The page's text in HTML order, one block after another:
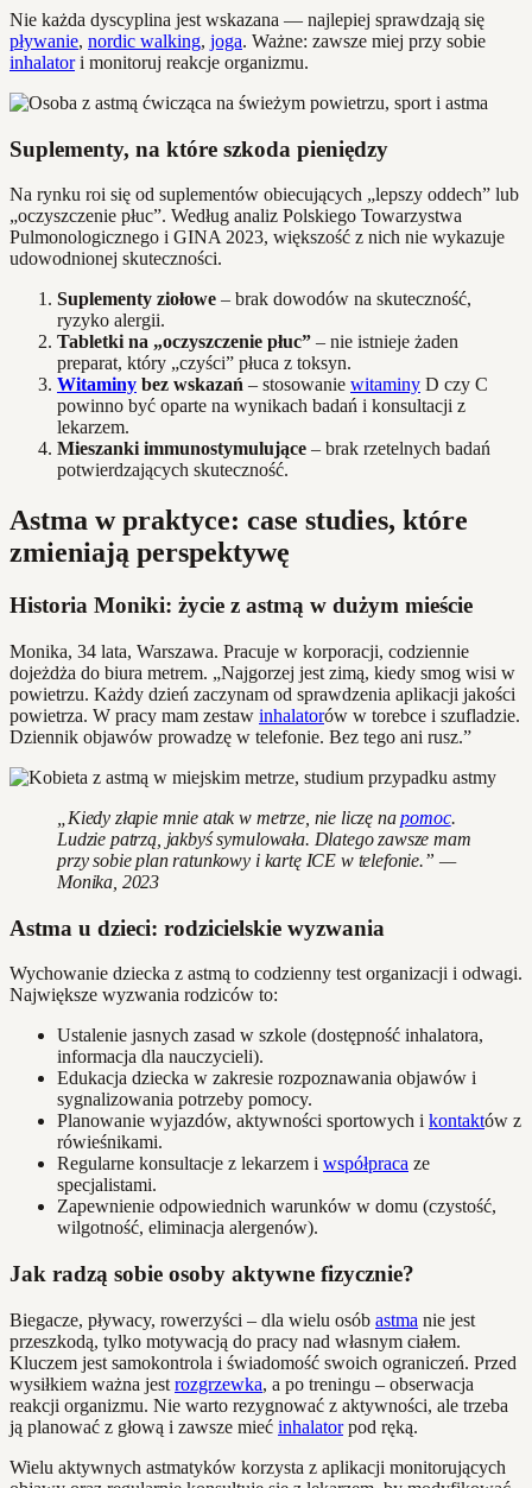
Nie każda dyscyplina jest wskazana — najlepiej sprawdzają się
pływanie, nordic walking, joga. Ważne: zawsze miej przy sobie
inhalatori monitoruj reakcje organizmu.
Suplementy, na które szkoda pieniędzy
Na rynku roi się od suplementów obiecujących „lepszy oddech” lub
„oczyszczenie płuc”. Według analiz Polskiego Towarzystwa
Pulmonologicznego i GINA 2023, większość z nich nie wykazuje
udowodnionej skuteczności.
Suplementy ziołowe – brak dowodów na skuteczność,
ryzyko alergii.
Tabletki na „oczyszczenie płuc” – nie istnieje żaden
preparat, który „czyści” płuca z toksyn.
Witaminy bez wskazań – stosowanie witaminy D czy C
powinno być oparte na wynikach badań i konsultacji z
lekarzem.
Mieszanki immunostymulujące – brak rzetelnych badań
potwierdzających skuteczność.
Astma w praktyce: case studies, które
zmieniają perspektywę
Historia Moniki: życie z astmą w dużym mieście
Monika, 34 lata, Warszawa. Pracuje w korporacji, codziennie
dojeżdża do biura metrem. „Najgorzej jest zimą, kiedy smog wisi w
powietrzu. Każdy dzień zaczynam od sprawdzenia aplikacji jakości
powietrza. W pracy mam zestaw inhalatorów w torebce i szufladzie.
Dziennik objawów prowadzę w telefonie. Bez tego ani rusz.”
„Kiedy złapie mnie atak w metrze, nie liczę napomoc.
Ludzie patrzą, jakbyś symulowała. Dlatego zawsze mam
przy sobie plan ratunkowy i kartę ICE w telefonie.” —
Monika, 2023
Astma u dzieci: rodzicielskie wyzwania
Wychowanie dziecka z astmą to codzienny test organizacji i odwagi.
Największe wyzwania rodziców to:
Ustalenie jasnych zasad w szkole (dostępność inhalatora,
informacja dla nauczycieli).
Edukacja dziecka w zakresie rozpoznawania objawów i
sygnalizowania potrzeby pomocy.
Planowanie wyjazdów, aktywności sportowych i kontaktów z
rówieśnikami.
Regularne konsultacje z lekarzem i współpraca ze
specjalistami.
Zapewnienie odpowiednich warunków w domu (czystość,
wilgotność, eliminacja alergenów).
Jak radzą sobie osoby aktywne fizycznie?
Biegacze, pływacy, rowerzyści – dla wielu osób astma nie jest
przeszkodą, tylko motywacją do pracy nad własnym ciałem.
Kluczem jest samokontrola i świadomość swoich ograniczeń. Przed
wysiłkiem ważna jest rozgrzewka, a po treningu – obserwacja
reakcji organizmu. Nie warto rezygnować z aktywności, ale trzeba
ją planować z głową i zawsze mieć inhalatorpod ręką.
Wielu aktywnych astmatyków korzysta z aplikacji monitorujących